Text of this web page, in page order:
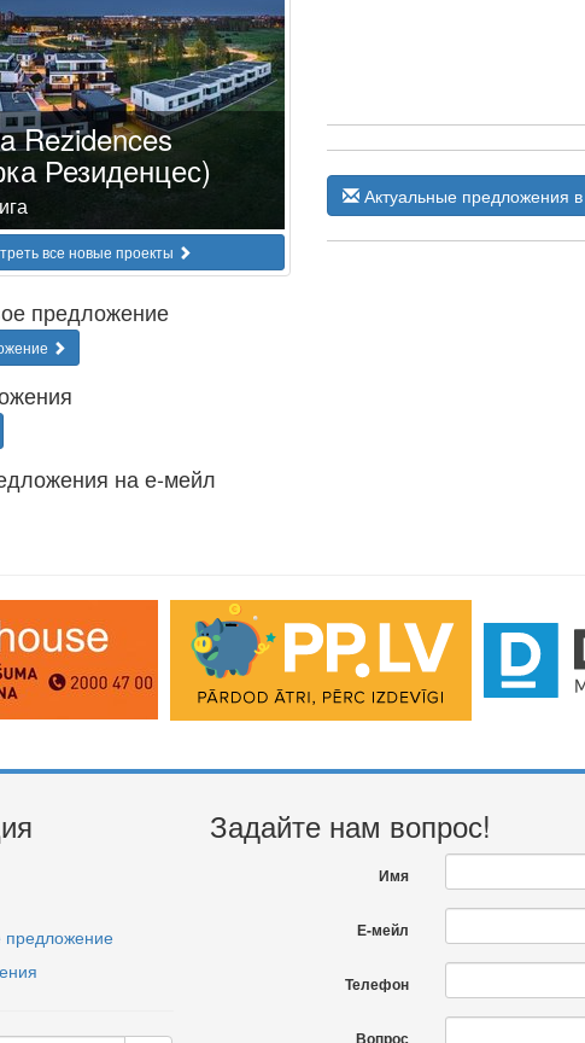
Rezidences
Резиденцес)
все новые проекты
предложение
на е-мейл
Актуальные предложения
предложение
Задайте нам вопрос!
Имя
Е-мейл
Телефон